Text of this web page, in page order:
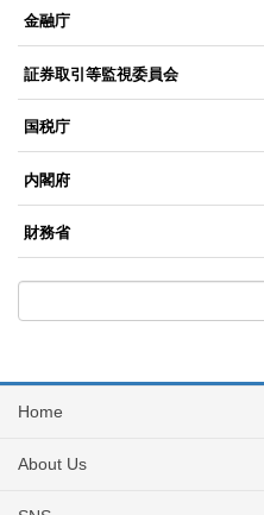
金融庁
証券取引等監視委員会
国税庁
内閣府
財務省
Home
About Us